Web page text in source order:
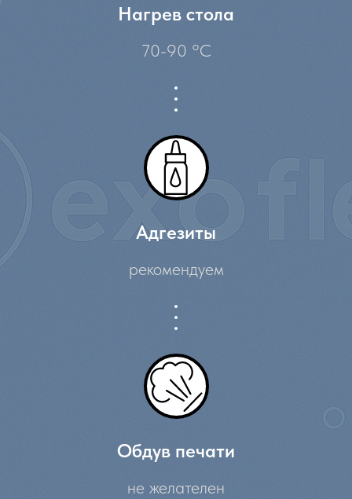
Нагрев стола
70-90 °C
Адгезиты
рекомендуем
Обдув печати
не желателен